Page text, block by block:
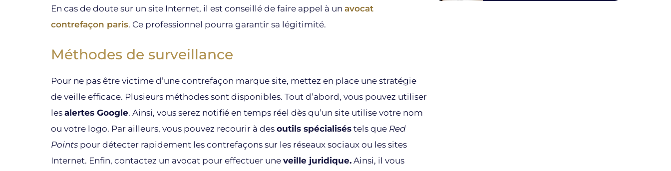
En cas de doute sur un site Internet, il est conseillé de faire appel à un avocat
contrefaçon paris. Ce professionnel pourra garantir sa légitimité.
Méthodes de surveillance
Pour ne pas être victime d’une contrefaçon marque site, mettez en place une stratégie
de veille efficace. Plusieurs méthodes sont disponibles. Tout d’abord, vous pouvez utiliser
les alertes Google. Ainsi, vous serez notifié en temps réel dès qu’un site utilise votre nom
ou votre logo. Par ailleurs, vous pouvez recourir à des outils spécialisés tels que Red
Points pour détecter rapidement les contrefaçons sur les réseaux sociaux ou les sites
Internet. Enfin, contactez un avocat pour effectuer une veille juridique. Ainsi, il vous